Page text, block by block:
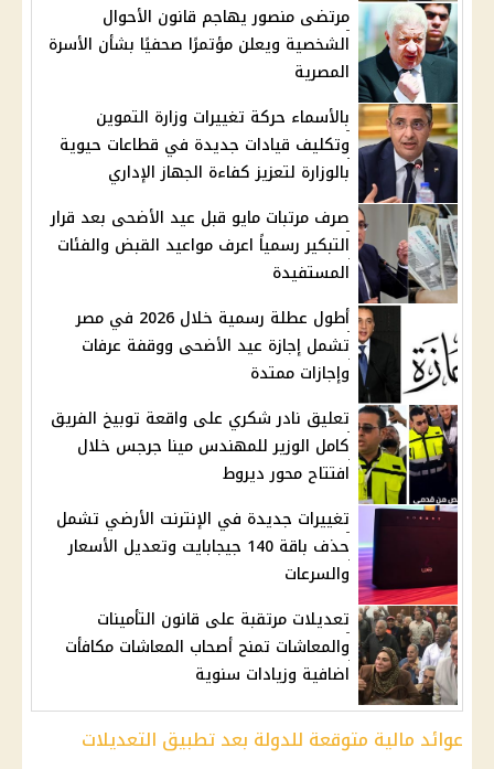
مرتضى منصور يهاجم قانون الأحوال
الشخصية ويعلن مؤتمرًا صحفيًا بشأن الأسرة
المصرية
بالأسماء حركة تغييرات وزارة التموين
وتكليف قيادات جديدة في قطاعات حيوية
بالوزارة لتعزيز كفاءة الجهاز الإداري
صرف مرتبات مايو قبل عيد الأضحى بعد قرار
التبكير رسمياً اعرف مواعيد القبض والفئات
المستفيدة
أطول عطلة رسمية خلال 2026 في مصر
تشمل إجازة عيد الأضحى ووقفة عرفات
وإجازات ممتدة
تعليق نادر شكري على واقعة توبيخ الفريق
كامل الوزير للمهندس مينا جرجس خلال
افتتاح محور ديروط
تغييرات جديدة في الإنترنت الأرضي تشمل
حذف باقة 140 جيجابايت وتعديل الأسعار
والسرعات
تعديلات مرتقبة على قانون التأمينات
والمعاشات تمنح أصحاب المعاشات مكافأت
اضافية وزيادات سنوية
عوائد مالية متوقعة للدولة بعد تطبيق التعديلات